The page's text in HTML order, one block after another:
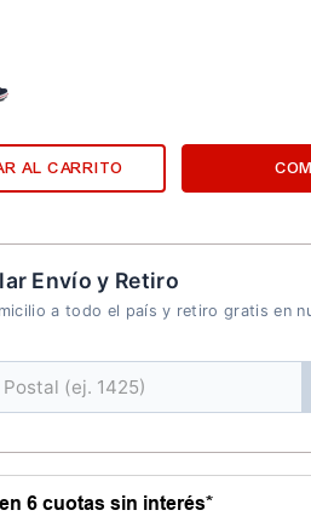
AL CARRITO
Envío y Retiro
a todo el país y retiro gratis en
6 cuotas sin interés*